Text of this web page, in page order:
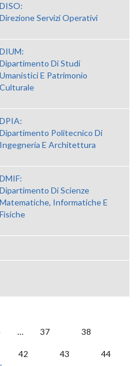
DISO:
Direzione Servizi Operativi
DIUM:
Dipartimento Di Studi
Umanistici E Patrimonio
Culturale
DPIA:
Dipartimento Politecnico Di
Ingegneria E Architettura
DMIF:
Dipartimento Di Scienze
Matematiche, Informatiche E
Fisiche
… 37 38
42 43 44